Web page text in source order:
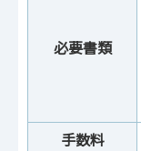
必要書類
手数料